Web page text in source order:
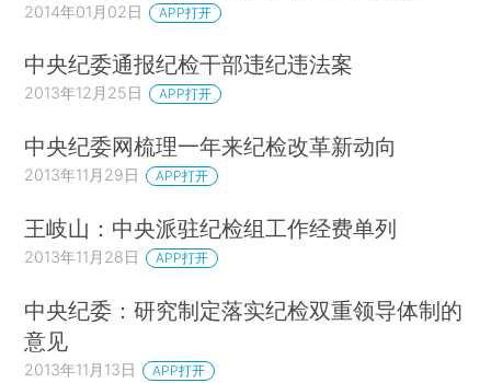
2014年01月02日 APP打开
中央纪委通报纪检干部违纪违法案
2013年12月25日 APP打开
中央纪委网梳理一年来纪检改革新动向
2013年11月29日 APP打开
王岐山：中央派驻纪检组工作经费单列
2013年11月28日 APP打开
中央纪委：研究制定落实纪检双重领导体制的
意见
2013年11月13日 APP打开